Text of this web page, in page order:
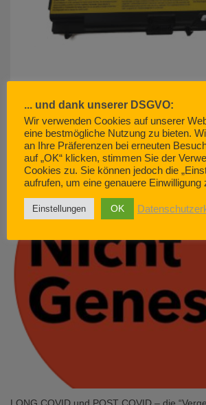
akku500.de (EMCOM GmbH) – so geht
JUNE 29, 2022
... und dank unserer DSGVO:
Wir verwenden Cookies auf unserer
eine bestmögliche Nutzung zu bieten.
an Ihre Präferenzen bei erneuten
auf „OK“ klicken, stimmen Sie der
Cookies zu. Sie können jedoch die
aufrufen, um eine genauere Einwilligung
Einstellungen OK